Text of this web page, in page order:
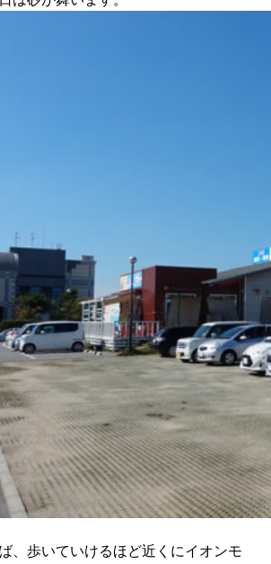
、歩いていけるほど近くにイオンモ